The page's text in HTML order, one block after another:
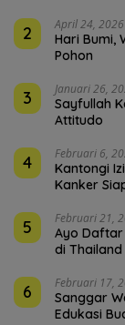
2 April 24, 2026
Hari Bumi,
Pohon
3 Januari 26,
Sayfullah
Attitudo
4 Februari 6,
Kantongi
Kanker
5 Februari 21,
Ayo Daftar
di Thailand
6 Februari 17,
Sanggar
Edukasi